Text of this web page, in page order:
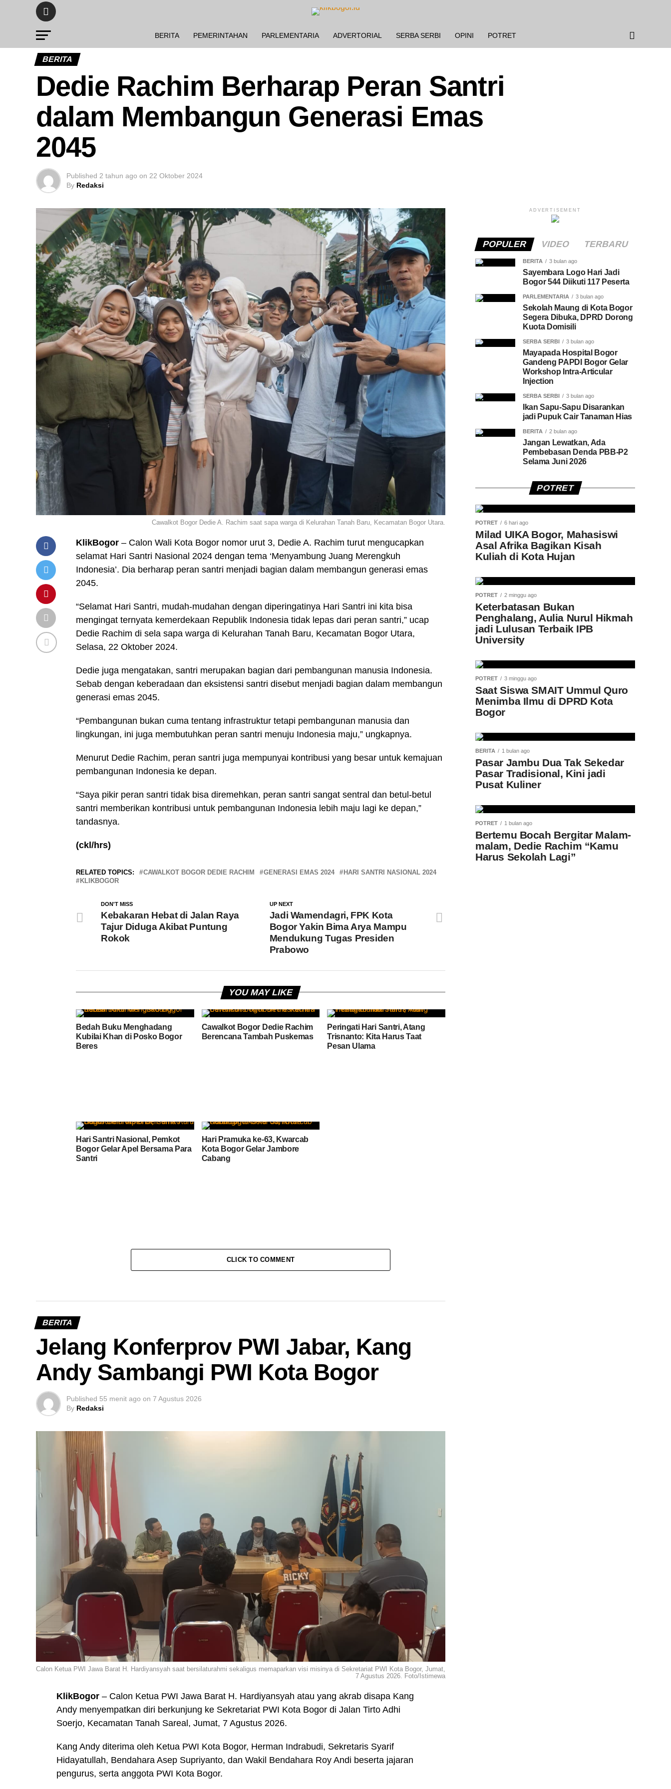
BERITA PEMERINTAHAN PARLEMENTARIA ADVERTORIAL SERBA SERBI OPINI POTRET
BERITA
Dedie Rachim Berharap Peran Santri
dalam Membangun Generasi Emas
2045
Published 2 tahun ago on 22 Oktober 2024
By Redaksi
Cawalkot Bogor Dedie A. Rachim saat sapa warga di Kelurahan Tanah Baru, Kecamatan Bogor Utara.
KlikBogor – Calon Wali Kota Bogor nomor urut 3, Dedie A. Rachim turut mengucapkan
selamat Hari Santri Nasional 2024 dengan tema ‘Menyambung Juang Merengkuh
Indonesia’. Dia berharap peran santri menjadi bagian dalam membangun generasi emas
2045.
“Selamat Hari Santri, mudah-mudahan dengan diperingatinya Hari Santri ini kita bisa
mengingat ternyata kemerdekaan Republik Indonesia tidak lepas dari peran santri,” ucap
Dedie Rachim di sela sapa warga di Kelurahan Tanah Baru, Kecamatan Bogor Utara,
Selasa, 22 Oktober 2024.
Dedie juga mengatakan, santri merupakan bagian dari pembangunan manusia Indonesia.
Sebab dengan keberadaan dan eksistensi santri disebut menjadi bagian dalam membangun
generasi emas 2045.
“Pembangunan bukan cuma tentang infrastruktur tetapi pembangunan manusia dan
lingkungan, ini juga membutuhkan peran santri menuju Indonesia maju,” ungkapnya.
Menurut Dedie Rachim, peran santri juga mempunyai kontribusi yang besar untuk kemajuan
pembangunan Indonesia ke depan.
“Saya pikir peran santri tidak bisa diremehkan, peran santri sangat sentral dan betul-betul
santri memberikan kontribusi untuk pembangunan Indonesia lebih maju lagi ke depan,”
tandasnya.
(ckl/hrs)
RELATED TOPICS: CAWALKOT BOGOR DEDIE RACHIM GENERASI EMAS 2024
HARI SANTRI NASIONAL 2024
KLIKBOGOR
UP NEXT
Jadi Wamendagri, FPK Kota
Bogor Yakin Bima Arya Mampu
Mendukung Tugas Presiden
Prabowo
DON'T MISS
Kebakaran Hebat di Jalan Raya
Tajur Diduga Akibat Puntung
Rokok
YOU MAY LIKE
Bedah Buku Menghadang
Kubilai Khan di Posko Bogor
Beres
Cawalkot Bogor Dedie Rachim
Berencana Tambah Puskemas
Peringati Hari Santri, Atang
Trisnanto: Kita Harus Taat
Pesan Ulama
Hari Santri Nasional, Pemkot
Bogor Gelar Apel Bersama Para
Santri
Hari Pramuka ke-63, Kwarcab
Kota Bogor Gelar Jambore
Cabang
CLICK TO COMMENT
BERITA
Jelang Konferprov PWI Jabar, Kang
Andy Sambangi PWI Kota Bogor
Published 55 menit ago on 7 Agustus 2026
By Redaksi
Calon Ketua PWI Jawa Barat H. Hardiyansyah saat bersilaturahmi sekaligus memaparkan visi misinya di Sekretariat PWI Kota Bogor, Jumat,
7 Agustus 2026. Foto/Istimewa
KlikBogor – Calon Ketua PWI Jawa Barat H. Hardiyansyah atau yang akrab disapa Kang
Andy menyempatkan diri berkunjung ke Sekretariat PWI Kota Bogor di Jalan Tirto Adhi
Soerjo, Kecamatan Tanah Sareal, Jumat, 7 Agustus 2026.
Kang Andy diterima oleh Ketua PWI Kota Bogor, Herman Indrabudi, Sekretaris Syarif
Hidayatullah, Bendahara Asep Supriyanto, dan Wakil Bendahara Roy Andi beserta jajaran
pengurus, serta anggota PWI Kota Bogor.
ADVERTISEMENT
POPULER VIDEO TERBARU
BERITA 3 bulan ago
Sayembara Logo Hari Jadi
Bogor 544 Diikuti 117 Peserta
PARLEMENTARIA 3 bulan ago
Sekolah Maung di Kota Bogor
Segera Dibuka, DPRD Dorong
Kuota Domisili
SERBA SERBI 3 bulan ago
Mayapada Hospital Bogor
Gandeng PAPDI Bogor Gelar
Workshop Intra-Articular
Injection
SERBA SERBI 3 bulan ago
Ikan Sapu-Sapu Disarankan
jadi Pupuk Cair Tanaman Hias
BERITA 2 bulan ago
Jangan Lewatkan, Ada
Pembebasan Denda PBB-P2
Selama Juni 2026
POTRET
POTRET 6 hari ago
Milad UIKA Bogor, Mahasiswi
Asal Afrika Bagikan Kisah
Kuliah di Kota Hujan
POTRET 2 minggu ago
Keterbatasan Bukan
Penghalang, Aulia Nurul Hikmah
jadi Lulusan Terbaik IPB
University
POTRET 3 minggu ago
Saat Siswa SMAIT Ummul Quro
Menimba Ilmu di DPRD Kota
Bogor
BERITA 1 bulan ago
Pasar Jambu Dua Tak Sekedar
Pasar Tradisional, Kini jadi
Pusat Kuliner
POTRET 1 bulan ago
Bertemu Bocah Bergitar Malam-
malam, Dedie Rachim “Kamu
Harus Sekolah Lagi”